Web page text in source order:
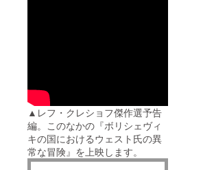
▲レフ・クレショフ傑作選予告
編。このなかの『ボリシェヴィ
キの国におけるウェスト氏の異
常な冒険』を上映します。